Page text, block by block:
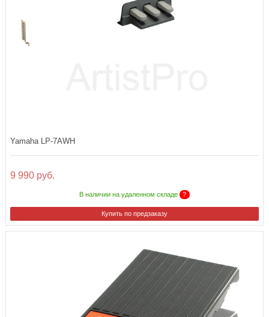
Yamaha LP-7AWH
9 990 руб.
В наличии на удаленном складе ?
Купить по предзаказу